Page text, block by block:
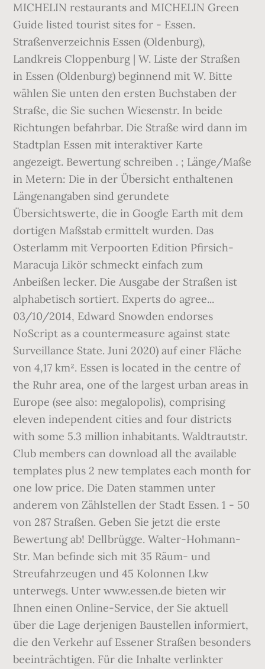
MICHELIN restaurants and MICHELIN Green
Guide listed tourist sites for - Essen.
Straßenverzeichnis Essen (Oldenburg),
Landkreis Cloppenburg | W. Liste der Straßen
in Essen (Oldenburg) beginnend mit W. Bitte
wählen Sie unten den ersten Buchstaben der
Straße, die Sie suchen Wiesenstr. In beide
Richtungen befahrbar. Die Straße wird dann im
Stadtplan Essen mit interaktiver Karte
angezeigt. Bewertung schreiben . ; Länge/Maße
in Metern: Die in der Übersicht enthaltenen
Längenangaben sind gerundete
Übersichtswerte, die in Google Earth mit dem
dortigen Maßstab ermittelt wurden. Das
Osterlamm mit Verpoorten Edition Pfirsich-
Maracuja Likör schmeckt einfach zum
Anbeißen lecker. Die Ausgabe der Straßen ist
alphabetisch sortiert. Experts do agree...
03/10/2014, Edward Snowden endorses
NoScript as a countermeasure against state
Surveillance State. Juni 2020) auf einer Fläche
von 4,17 km². Essen is located in the centre of
the Ruhr area, one of the largest urban areas in
Europe (see also: megalopolis), comprising
eleven independent cities and four districts
with some 5.3 million inhabitants. Waldtrautstr.
Club members can download all the available
templates plus 2 new templates each month for
one low price. Die Daten stammen unter
anderem von Zählstellen der Stadt Essen. 1 - 50
von 287 Straßen. Geben Sie jetzt die erste
Bewertung ab! Dellbrügge. Walter-Hohmann-
Str. Man befinde sich mit 35 Räum- und
Streufahrzeugen und 45 Kolonnen Lkw
unterwegs. Unter www.essen.de bieten wir
Ihnen einen Online-Service, der Sie aktuell
über die Lage derjenigen Baustellen informiert,
die den Verkehr auf Essener Straßen besonders
beeinträchtigen. Für die Inhalte verlinkter